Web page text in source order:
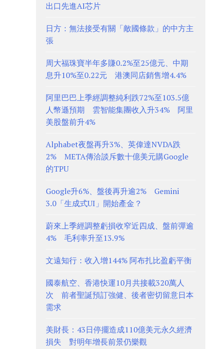
出口先進AI芯片
日方：無法接受有關「敵國條款」的中方主
張
周大福珠寶半年多賺0.2%至25億元、中期
息升10%至0.22元 港澳同店銷售增4.4%
阿里巴巴上季經調整純利跌72%至103.5億
人幣遜預期 雲智能集團收入升34% 阿里
美股盤前升4%
Alphabet夜盤再升3%、英偉達NVDA跌
2% META傳洽談斥數十億美元購Google
的TPU
Google升6%、盤後再升逾2% Gemini
3.0「生成式UI」開始產金？
蔚來上季經調整虧損收窄近四成、盤前彈逾
4% 毛利率升至13.9%
文遠知行：收入增144% 阿布扎比盈虧平衡
國泰航空、香港快運10月共接載320萬人
次 前者聖誕預訂強健、後者密切留意日本
需求
美財長：43日停擺造成110億美元永久經濟
損失 對明年增長前景仍樂觀